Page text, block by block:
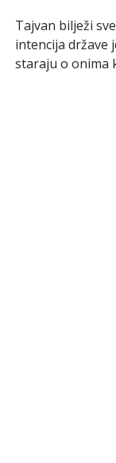
Tajvan bilježi
intencija države
staraju o onima